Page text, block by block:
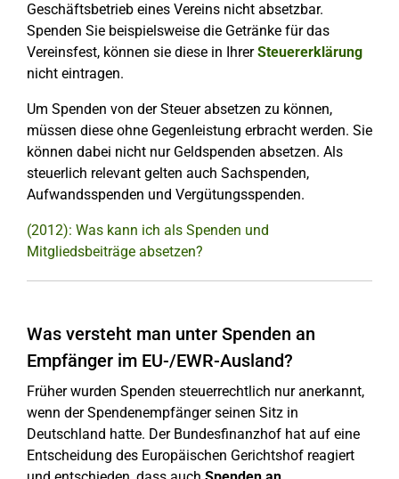
Geschäftsbetrieb eines Vereins nicht absetzbar.
Spenden Sie beispielsweise die Getränke für das
Vereinsfest, können sie diese in IhrerSteuererklärung
nicht eintragen.
Um Spenden von der Steuer absetzen zu können,
müssen diese ohne Gegenleistung erbracht werden. Sie
können dabei nicht nur Geldspenden absetzen. Als
steuerlich relevant gelten auch Sachspenden,
Aufwandsspenden und Vergütungsspenden.
(2012): Was kann ich als Spenden und
Mitgliedsbeiträge absetzen?
Was versteht man unter Spenden an
Empfänger im EU-/EWR-Ausland?
Früher wurden Spenden steuerrechtlich nur anerkannt,
wenn der Spendenempfänger seinen Sitz in
Deutschland hatte. Der Bundesfinanzhof hat auf eine
Entscheidung des Europäischen Gerichtshof reagiert